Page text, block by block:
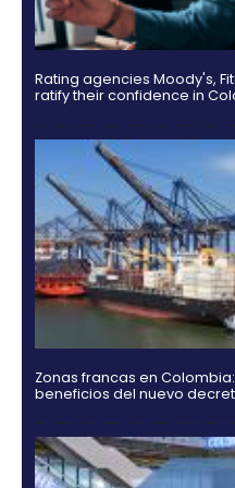
Guía Legal 2025
Hidrógeno verde,
energía en Colombia